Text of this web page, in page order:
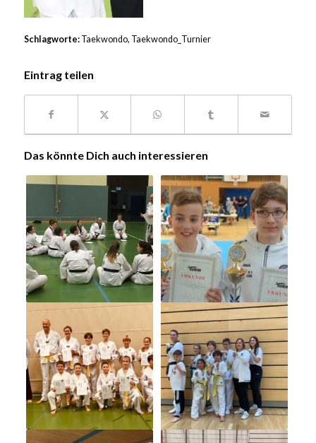
Schlagworte: Taekwondo, Taekwondo_Turnier
Eintrag teilen
Das könnte Dich auch interessieren